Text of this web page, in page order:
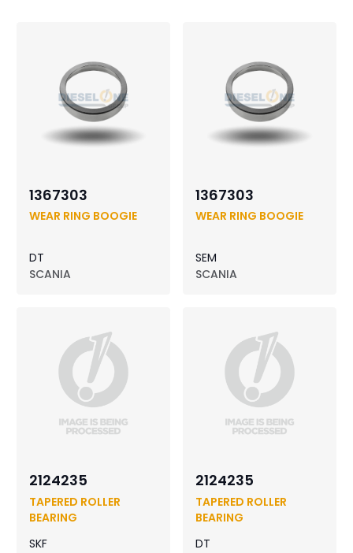
1367303
WEAR RING BOOGIE
DT
SCANIA
1367303
WEAR RING BOOGIE
SEM
SCANIA
2124235
TAPERED ROLLER
BEARING
SKF
2124235
TAPERED ROLLER
BEARING
DT